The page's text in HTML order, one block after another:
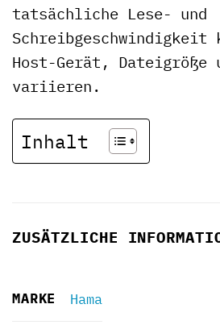
tatsächliche Lese- und
Schreibgeschwindigkeit
Host-Gerät, Dateigröße
variieren.
Inhalt
ZUSÄTZLICHE
MARKE Hama